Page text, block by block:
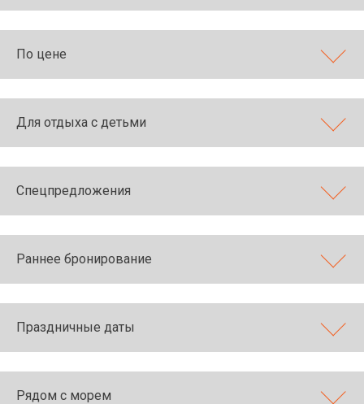
По цене
Для отдыха с детьми
Спецпредложения
Раннее бронирование
Праздничные даты
Рядом с морем